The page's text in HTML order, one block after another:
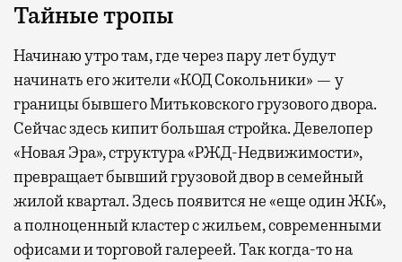
Тайные тропы
Начинаю утро там, где через пару лет будут
начинать его жители «КОД Сокольники» — у
границы бывшего Митьковского грузового двора.
Сейчас здесь кипит большая стройка. Девелопер
«Новая Эра», структура «РЖД-Недвижимости»,
превращает бывший грузовой двор в семейный
жилой квартал. Здесь появится не «еще один ЖК»,
а полноценный кластер с жильем, современными
офисами и торговой галереей. Так когда-то на